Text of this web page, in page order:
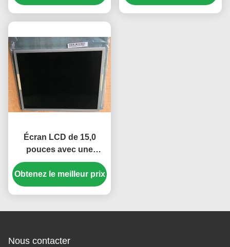
cd/m²
30K heures
Écran LCD de 15,0
pouces avec une
résolution de 1024 × 768
et une luminosité de 250
cd/m² Panneau TFT-
Obtenez le meilleur prix
Nous contacter